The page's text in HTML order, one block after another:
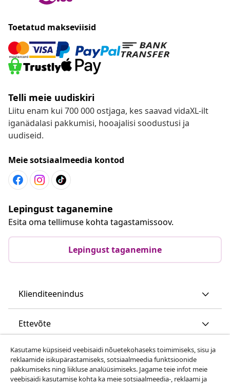
Toetatud makseviisid
Telli meie uudiskiri
Liitu enam kui 700 000 ostjaga, kes saavad vidaXL-ilt
iganädalasi pakkumisi, hooajalisi soodustusi ja
uudiseid.
Meie sotsiaalmeedia kontod
Lepingust taganemine
Esita oma tellimuse kohta tagastamissoov.
Lepingust taganemine
Klienditeenindus
Ettevõte
vidaXL
Kasutame küpsiseid veebisaidi nõuetekohaseks toimimiseks, sisu ja
reklaamide isikupärastamiseks, sotsiaalmeedia funktsioonide
pakkumiseks ning liikluse analüüsimiseks. Jagame teie infot meie
veebisaidi kasutamise kohta ka meie sotsiaalmeedia-, reklaami ja